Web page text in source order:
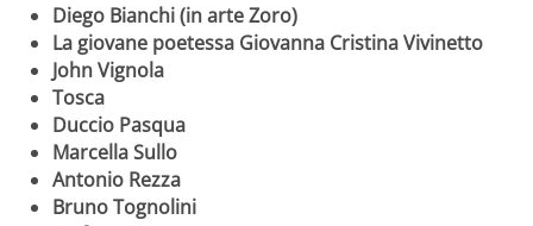
Diego Bianchi (in arte Zoro)
La giovane poetessa Giovanna Cristina Vivinetto
John Vignola
Tosca
Duccio Pasqua
Marcella Sullo
Antonio Rezza
Bruno Tognolini